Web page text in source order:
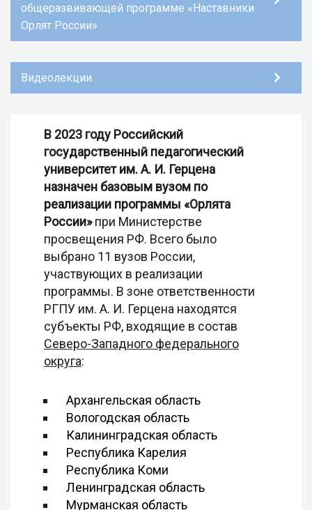
общеразвивающей программе «Наставники
Орлят России»
Видеолекции
В 2023 году Российский
государственный педагогический
университет им. А. И. Герцена
назначен базовым вузом по
реализации программы «Орлята
России»при Министерстве
просвещения РФ. Всего было
выбрано 11 вузов России,
участвующих в реализации
программы. В зоне ответственности
РГПУ им. А. И. Герцена находятся
субъекты РФ, входящие в состав
Северо-Западного федерального
округа:
Архангельская область
Вологодская область
Калининградская область
Республика Карелия
Республика Коми
Ленинградская область
Мурманская область